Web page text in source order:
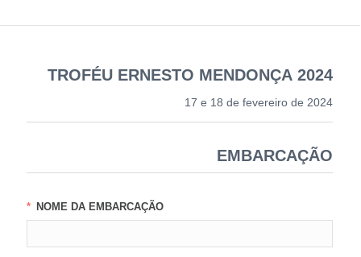
TROFÉU ERNESTO MENDONÇA 2024
17 e 18 de fevereiro de 2024
EMBARCAÇÃO
NOME DA EMBARCAÇÃO